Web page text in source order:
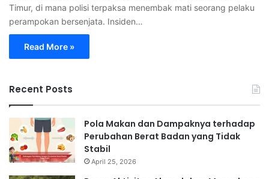
Timur, di mana polisi terpaksa menembak mati seorang pelaku
perampokan bersenjata. Insiden…
Read More »
Recent Posts
Pola Makan dan Dampaknya terhadap
Perubahan Berat Badan yang Tidak
Stabil
April 25, 2026